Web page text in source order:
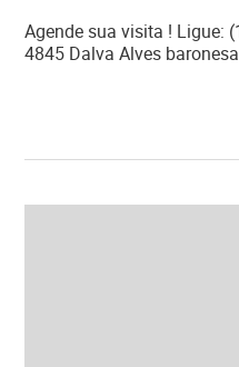
Agende sua visita ! Ligue:
4845 Dalva Alves